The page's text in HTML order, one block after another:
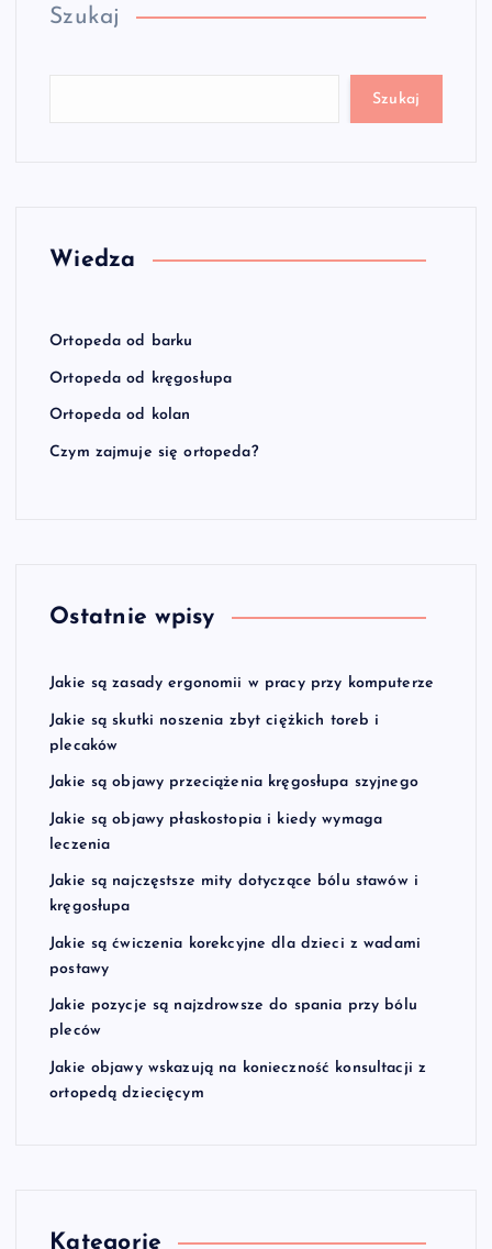
Szukaj
Szukaj
Wiedza
Ortopeda od barku
Ortopeda od kręgosłupa
Ortopeda od kolan
Czym zajmuje się ortopeda?
Ostatnie wpisy
Jakie są zasady ergonomii w pracy przy komputerze
Jakie są skutki noszenia zbyt ciężkich toreb i
plecaków
Jakie są objawy przeciążenia kręgosłupa szyjnego
Jakie są objawy płaskostopia i kiedy wymaga
leczenia
Jakie są najczęstsze mity dotyczące bólu stawów i
kręgosłupa
Jakie są ćwiczenia korekcyjne dla dzieci z wadami
postawy
Jakie pozycje są najzdrowsze do spania przy bólu
pleców
Jakie objawy wskazują na konieczność konsultacji z
ortopedą dziecięcym
Kategorie